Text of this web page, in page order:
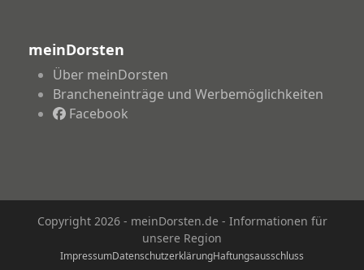
meinDorsten
Über meinDorsten
Brancheneinträge und Werbemöglichkeiten
Facebook
Copyright 2026 - meinDorsten.de - Informationen für
unsere Region
ImpressumDatenschutzerklärungHaftungsausschluss